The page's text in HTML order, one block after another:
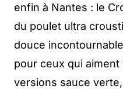
enfin à Nantes : le
du poulet ultra
douce
pour ceux qui
versions sauce